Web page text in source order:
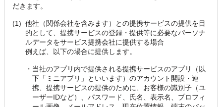
だきます。
(1) 他社（関係会社を含みます）との提携サービスの提供を目
的として、提携サービスの登録・提供等に必要なパーソナ
ルデータをサービス提携会社に提供する場合
例えば、以下の場合に提供します。
・ 当社のアプリ内で提供される提携サービスのアプリ（以
下「ミニアプリ」といいます）のアカウント開設・連
携、提携サービスの提供のために、お客様の識別子（ユ
ーザーIDなど）、パスワード、氏名、表示名、プロフィ